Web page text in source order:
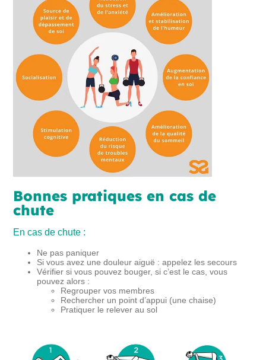
Bonnes pratiques en cas de
chute
En cas de chute :
Ne pas paniquer
Si vous avez une douleur aiguë : appelez les secours
Vérifier si vous pouvez bouger, si c’est le cas, vous
pouvez alors :
Regrouper vos membres
Rechercher un point d’appui (une chaise)
Pratiquer le relever au sol